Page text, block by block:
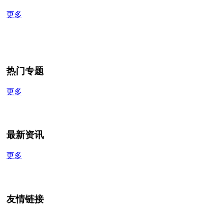
更多
热门专题
更多
最新资讯
更多
友情链接